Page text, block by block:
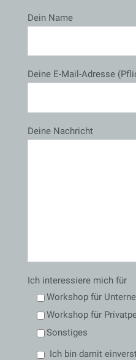
Dein Name
Deine E-Mail-Adresse
Deine Nachricht
Ich interessiere mich für
Workshop für
Workshop für
Sonstiges
Bitte lasse dieses Feld
Bitte lasse dieses Feld
Ich bin damit